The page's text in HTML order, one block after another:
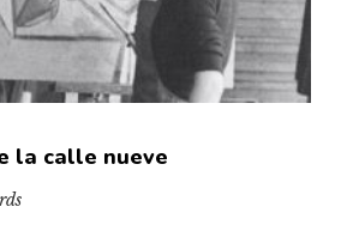
la calle nueve